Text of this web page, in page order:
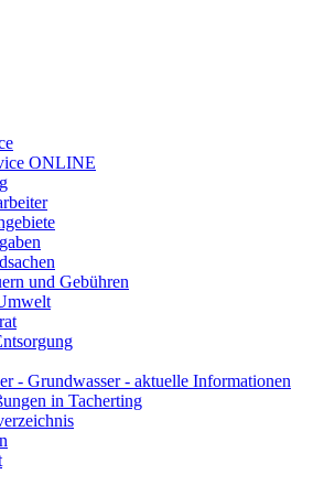
ONLINE
und Gebühren
- Grundwasser - aktuelle Informationen
in Tacherting